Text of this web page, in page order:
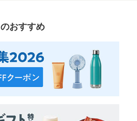
のおすすめ